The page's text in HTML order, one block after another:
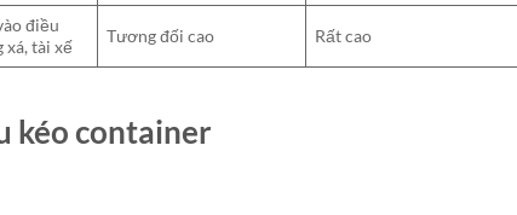
điều
xá, tài xế
Tương đối cao Rất cao
kéo container